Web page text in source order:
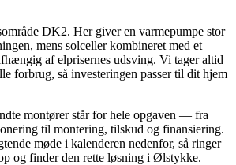
DK2. Her giver en varmepumpe stor
mens solceller kombineret med et
af elprisernes udsving. Vi tager altid
forbrug, så investeringen passer til dit hjem
montører står for hele opgaven — fra
til montering, tilskud og finansiering.
møde i kalenderen nedenfor, så ringer
og finder den rette løsning i Ølstykke.